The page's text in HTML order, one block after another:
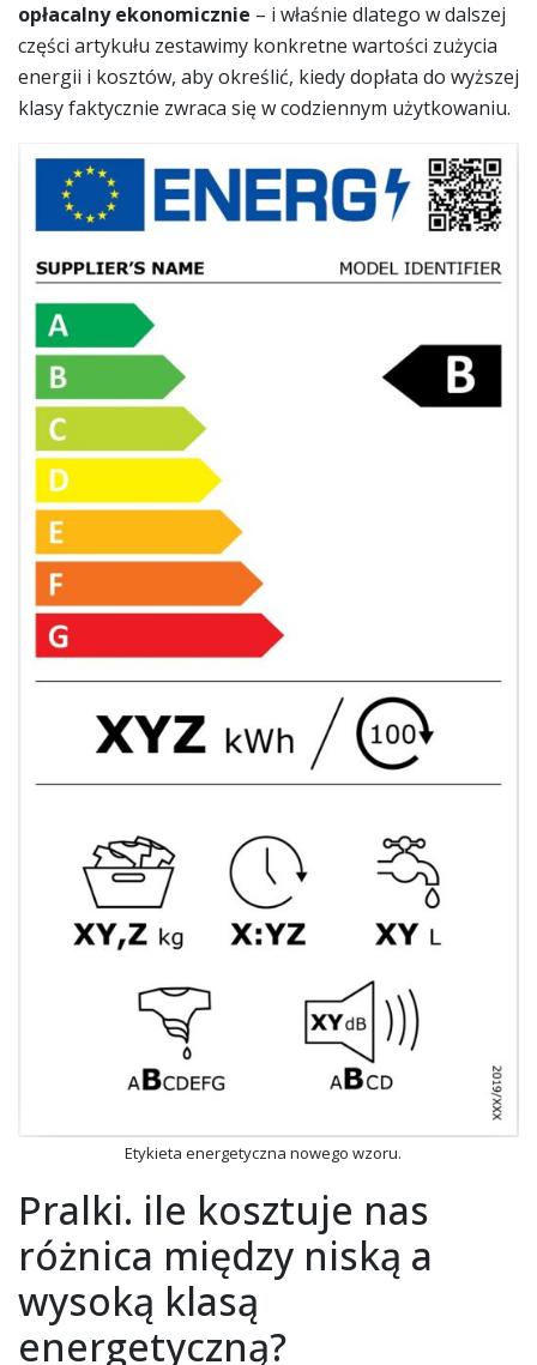
opłacalny ekonomicznie – i właśnie dlatego w dalszej
części artykułu zestawimy konkretne wartości zużycia
energii i kosztów, aby określić, kiedy dopłata do wyższej
klasy faktycznie zwraca się w codziennym użytkowaniu.
Etykieta energetyczna nowego wzoru.
Pralki. ile kosztuje nas
różnica między niską a
wysoką klasą
energetyczną?